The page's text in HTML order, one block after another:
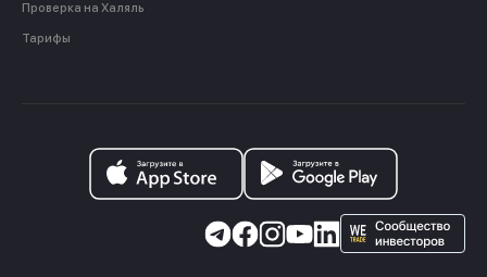
Проверка на Халяль
Тарифы